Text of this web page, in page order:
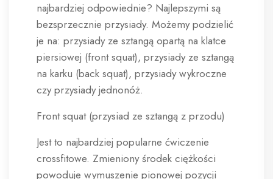
najbardziej odpowiednie? Najlepszymi są
bezsprzecznie przysiady. Możemy podzielić
je na: przysiady ze sztangą opartą na klatce
piersiowej (front squat), przysiady ze sztangą
na karku (back squat), przysiady wykroczne
czy przysiady jednonóż.
Front squat (przysiad ze sztangą z przodu)
Jest to najbardziej popularne ćwiczenie
crossfitowe. Zmieniony środek ciężkości
powoduje wymuszenie pionowej pozycji